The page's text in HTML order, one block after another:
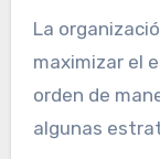
La
maximizar el
orden de
algunas